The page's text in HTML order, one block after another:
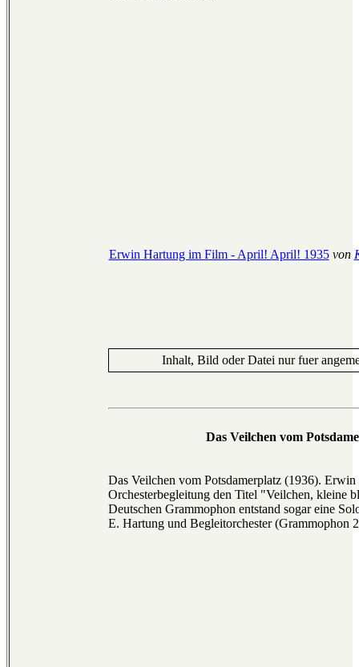
Erwin Hartung im Film - April! April! 1935 von
Inhalt, Bild oder Datei nur fuer
Das Veilchen vom
Das Veilchen vom Potsdamerplatz (1936).
Orchesterbegleitung den Titel "Veilchen, kleine
Deutschen Grammophon entstand sogar eine
E. Hartung und Begleitorchester (Grammophon